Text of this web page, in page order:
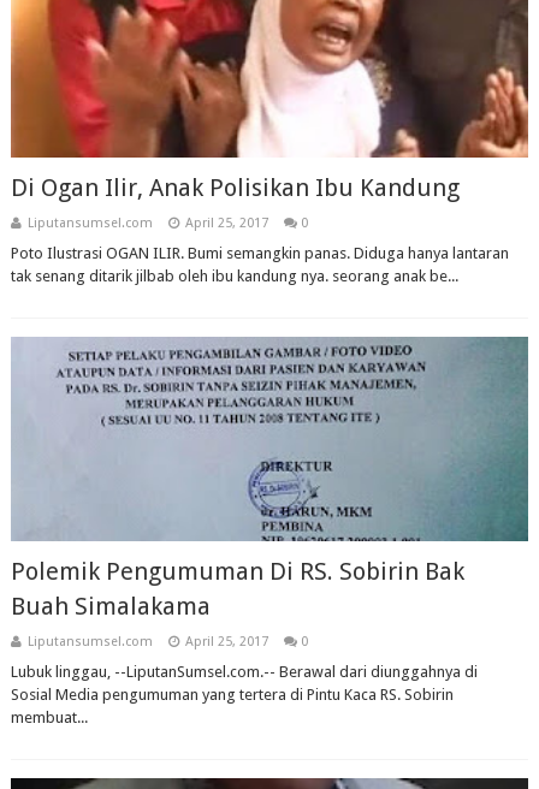
Di Ogan Ilir, Anak Polisikan Ibu Kandung
Liputansumsel.com April 25, 2017 0
Poto Ilustrasi OGAN ILIR. Bumi semangkin panas. Diduga hanya lantaran
tak senang ditarik jilbab oleh ibu kandung nya. seorang anak be...
Polemik Pengumuman Di RS. Sobirin Bak
Buah Simalakama
Liputansumsel.com April 25, 2017 0
Lubuk linggau, --LiputanSumsel.com.-- Berawal dari diunggahnya di
Sosial Media pengumuman yang tertera di Pintu Kaca RS. Sobirin
membuat...